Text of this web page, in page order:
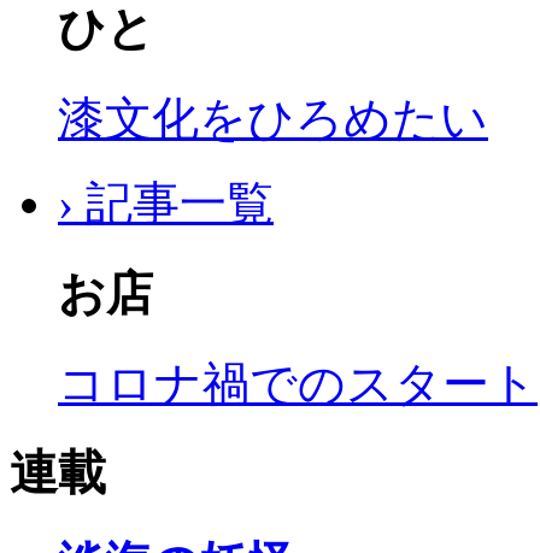
ひと
漆文化をひろめたい
› 記事一覧
お店
コロナ禍でのスタート
連載